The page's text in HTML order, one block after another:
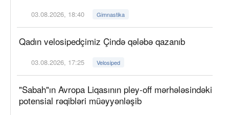
03.08.2026, 18:40 Gimnastika
Qadın velosipedçimiz Çində qələbə qazanıb
03.08.2026, 17:25 Velosiped
"Sabah"ın Avropa Liqasının pley-off mərhələsindəki
potensial rəqibləri müəyyənləşib